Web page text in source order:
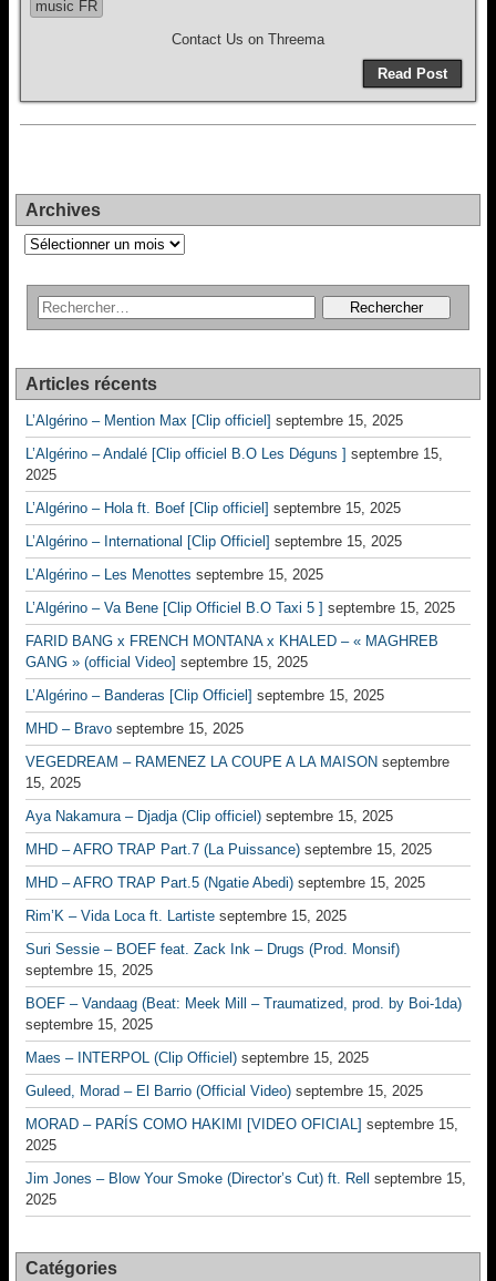
music FR
Contact Us on Threema
Read Post
Archives
Archives
Articles récents
L’Algérino – Mention Max [Clip officiel] septembre 15, 2025
L’Algérino – Andalé [Clip officiel B.O Les Déguns ] septembre 15,
2025
L’Algérino – Hola ft. Boef [Clip officiel] septembre 15, 2025
L’Algérino – International [Clip Officiel] septembre 15, 2025
L’Algérino – Les Menottes septembre 15, 2025
L’Algérino – Va Bene [Clip Officiel B.O Taxi 5 ] septembre 15, 2025
FARID BANG x FRENCH MONTANA x KHALED – « MAGHREB
GANG » (official Video] septembre 15, 2025
L’Algérino – Banderas [Clip Officiel] septembre 15, 2025
MHD – Bravo septembre 15, 2025
VEGEDREAM – RAMENEZ LA COUPE A LA MAISON septembre
15, 2025
Aya Nakamura – Djadja (Clip officiel) septembre 15, 2025
MHD – AFRO TRAP Part.7 (La Puissance) septembre 15, 2025
MHD – AFRO TRAP Part.5 (Ngatie Abedi) septembre 15, 2025
Rim’K – Vida Loca ft. Lartiste septembre 15, 2025
Suri Sessie – BOEF feat. Zack Ink – Drugs (Prod. Monsif)
septembre 15, 2025
BOEF – Vandaag (Beat: Meek Mill – Traumatized, prod. by Boi-1da)
septembre 15, 2025
Maes – INTERPOL (Clip Officiel) septembre 15, 2025
Guleed, Morad – El Barrio (Official Video) septembre 15, 2025
MORAD – PARÍS COMO HAKIMI [VIDEO OFICIAL] septembre 15,
2025
Jim Jones – Blow Your Smoke (Director’s Cut) ft. Rell
septembre 15,
2025
Catégories